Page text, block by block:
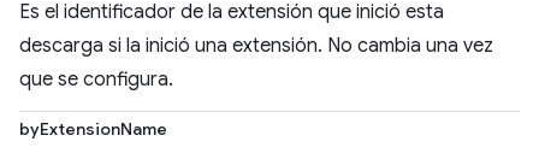
Es el identificador de la extensión que inició esta
descarga si la inició una extensión. No cambia una vez
que se configura.
byExtensionName